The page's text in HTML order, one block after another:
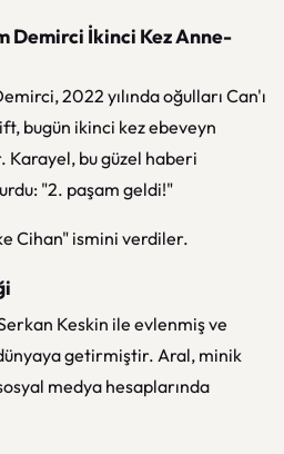
Demirci İkinci Kez Anne-
2022 yılında oğulları Can'ı
bugün ikinci kez ebeveyn
Karayel, bu güzel haberi
"2. paşam geldi!"
Cihan" ismini verdiler.
Keskin ile evlenmiş ve
getirmiştir. Aral, minik
medya hesaplarında